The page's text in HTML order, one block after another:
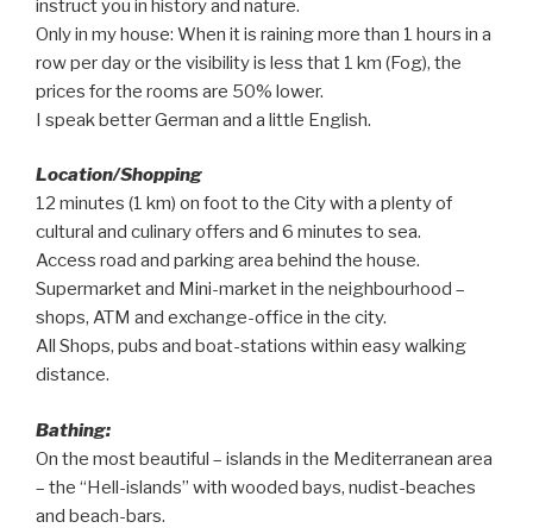
instruct you in history and nature.
Only in my house: When it is raining more than 1 hours in a
row per day or the visibility is less that 1 km (Fog), the
prices for the rooms are 50% lower.
I speak better German and a little English.
Location/Shopping
12 minutes (1 km) on foot to the City with a plenty of
cultural and culinary offers and 6 minutes to sea.
Access road and parking area behind the house.
Supermarket and Mini-market in the neighbourhood –
shops, ATM and exchange-office in the city.
All Shops, pubs and boat-stations within easy walking
distance.
Bathing:
On the most beautiful – islands in the Mediterranean area
– the “Hell-islands” with wooded bays, nudist-beaches
and beach-bars.